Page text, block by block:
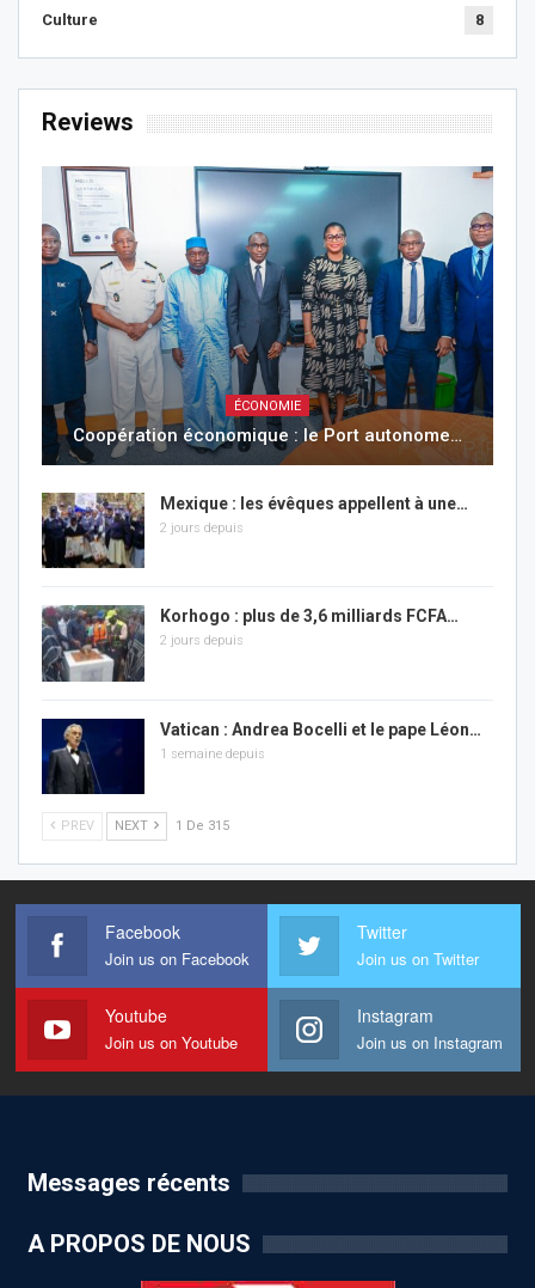
Culture 8
Reviews
ÉCONOMIE
Coopération économique : le Port autonome…
Mexique : les évêques appellent à une…
2 jours depuis
Korhogo : plus de 3,6 milliards FCFA…
2 jours depuis
Vatican : Andrea Bocelli et le pape Léon…
1 semaine depuis
PREV NEXT 1 De 315
Facebook
Join us on Facebook
Twitter
Join us on Twitter
Youtube
Join us on Youtube
Instagram
Join us on Instagram
Messages récents
A PROPOS DE NOUS